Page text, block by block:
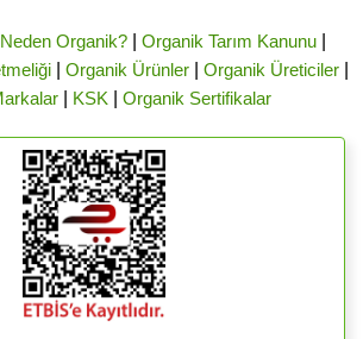
Neden Organik?| Organik Tarım Kanunu|
| Organik Ürünler| Organik Üreticiler|
| KSK Organik Sertifikalar